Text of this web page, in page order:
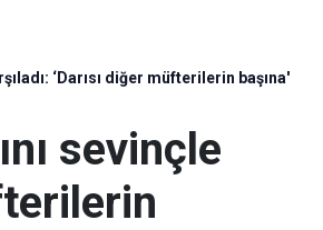
‘Darısı diğer müfterilerin başına'
sevinçle